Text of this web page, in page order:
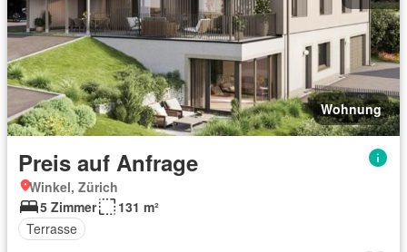
Wohnung
Preis auf Anfrage
Winkel, Zürich
5 Zimmer
131 m²
Terrasse